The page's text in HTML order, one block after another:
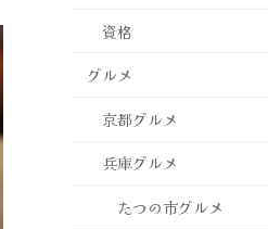
資格
グルメ
京都グルメ
兵庫グルメ
たつの市グルメ